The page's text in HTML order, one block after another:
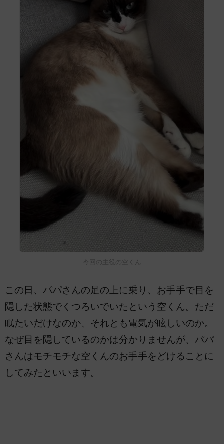
今回の主役の空くん
この日、パパさんの足の上に乗り、お手手で目を
隠した状態でくつろいでいたという空くん。ただ
眠たいだけなのか、それとも電気が眩しいのか。
なぜ目を隠しているのかは分かりませんが、パパ
さんはモチモチな空くんのお手手をどけることに
してみたといいます。